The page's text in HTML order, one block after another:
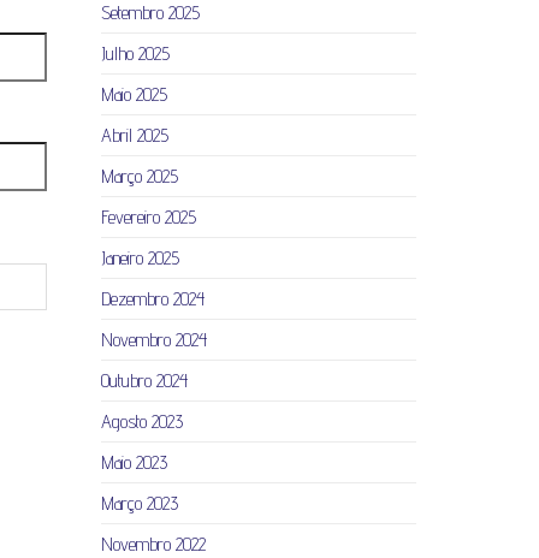
Setembro 2025
Julho 2025
Maio 2025
Abril 2025
Março 2025
Fevereiro 2025
Janeiro 2025
Dezembro 2024
Novembro 2024
Outubro 2024
Agosto 2023
Maio 2023
Março 2023
Novembro 2022